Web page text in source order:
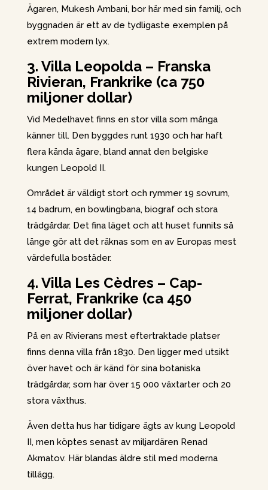
Ägaren, Mukesh Ambani, bor här med sin familj, och
byggnaden är ett av de tydligaste exemplen på
extrem modern lyx.
3. Villa Leopolda – Franska
Rivieran, Frankrike (ca 750
miljoner dollar)
Vid Medelhavet finns en stor villa som många
känner till. Den byggdes runt 1930 och har haft
flera kända ägare, bland annat den belgiske
kungen Leopold II.
Området är väldigt stort och rymmer 19 sovrum,
14 badrum, en bowlingbana, biograf och stora
trädgårdar. Det fina läget och att huset funnits så
länge gör att det räknas som en av Europas mest
värdefulla bostäder.
4. Villa Les Cèdres – Cap-
Ferrat, Frankrike (ca 450
miljoner dollar)
På en av Rivierans mest eftertraktade platser
finns denna villa från 1830. Den ligger med utsikt
över havet och är känd för sina botaniska
trädgårdar, som har över 15 000 växtarter och 20
stora växthus.
Även detta hus har tidigare ägts av kung Leopold
II, men köptes senast av miljardären Renad
Akmatov. Här blandas äldre stil med moderna
tillägg.